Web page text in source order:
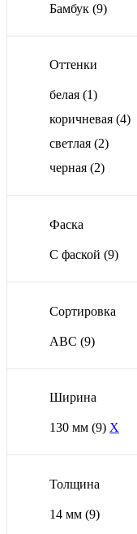
Бамбук (9)
Оттенки
белая (1)
коричневая (4)
светлая (2)
черная (2)
Фаска
С фаской (9)
Сортировка
ABC (9)
Ширина
130 мм (9) X
Толщина
14 мм (9)